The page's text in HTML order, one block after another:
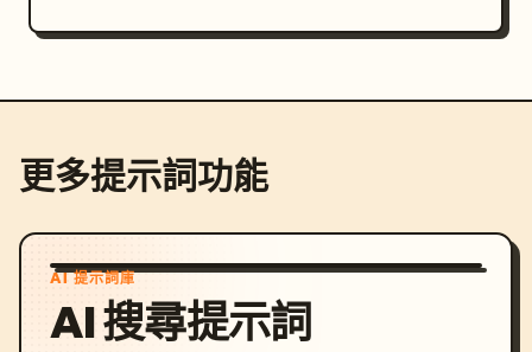
更多提示詞功能
AI 提示詞庫
AI 搜尋提示詞